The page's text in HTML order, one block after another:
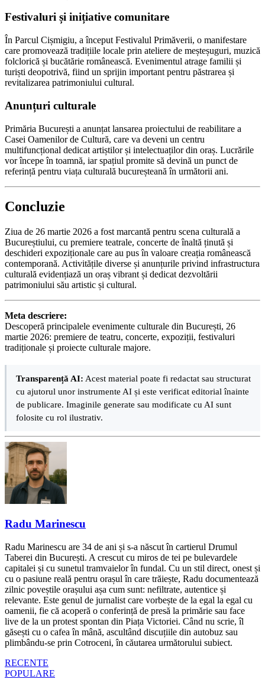
Festivaluri și inițiative comunitare
În Parcul Cișmigiu, a început Festivalul Primăverii, o manifestare
care promovează tradițiile locale prin ateliere de meșteșuguri, muzică
folclorică și bucătărie românească. Evenimentul atrage familii și
turiști deopotrivă, fiind un sprijin important pentru păstrarea și
revitalizarea patrimoniului cultural.
Anunțuri culturale
Primăria București a anunțat lansarea proiectului de reabilitare a
Casei Oamenilor de Cultură, care va deveni un centru
multifuncțional dedicat artiștilor și intelectuaților din oraș. Lucrările
vor începe în toamnă, iar spațiul promite să devină un punct de
referință pentru viața culturală bucureșteană în următorii ani.
Concluzie
Ziua de 26 martie 2026 a fost marcantă pentru scena culturală a
Bucureștiului, cu premiere teatrale, concerte de înaltă ținută și
deschideri expoziționale care au pus în valoare creația românească
contemporană. Activitățile diverse și anunțurile privind infrastructura
culturală evidențiază un oraș vibrant și dedicat dezvoltării
patrimoniului său artistic și cultural.
Meta descriere:
Descoperă principalele evenimente culturale din București, 26
martie 2026: premiere de teatru, concerte, expoziții, festivaluri
tradiționale și proiecte culturale majore.
Transparență AI: Acest material poate fi redactat sau structurat
cu ajutorul unor instrumente AI și este verificat editorial înainte
de publicare. Imaginile generate sau modificate cu AI sunt
folosite cu rol ilustrativ.
Radu Marinescu
Radu Marinescu are 34 de ani și s-a născut în cartierul Drumul
Taberei din București. A crescut cu miros de tei pe bulevardele
capitalei și cu sunetul tramvaielor în fundal. Cu un stil direct, onest și
cu o pasiune reală pentru orașul în care trăiește, Radu documentează
zilnic poveștile orașului așa cum sunt: nefiltrate, autentice și
relevante. Este genul de jurnalist care vorbește de la egal la egal cu
oamenii, fie că acoperă o conferință de presă la primărie sau face
live de la un protest spontan din Piața Victoriei. Când nu scrie, îl
găsești cu o cafea în mână, ascultând discuțiile din autobuz sau
plimbându-se prin Cotroceni, în căutarea următorului subiect.
RECENTE
POPULARE